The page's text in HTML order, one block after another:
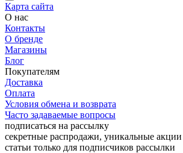
Карта сайта
О нас
Контакты
О бренде
Магазины
Блог
Покупателям
Доставка
Оплата
Условия обмена и возврата
Часто задаваемые вопросы
подписаться на рассылку
секретные распродажи, уникальные
статьи только для подписчиков рассылки